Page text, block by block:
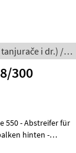
i dr.) /
300
550 - Abstreifer für
hinten -